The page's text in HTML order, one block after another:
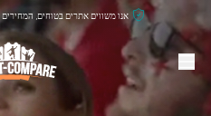
אנו משווים אתרים בטוחים,